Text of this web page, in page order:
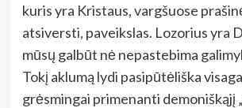
kuris yra Kristaus, vargšuose
atsiversti, paveikslas. Lozorius yra
mūsų galbūt nė nepastebima
Tokį aklumą lydi pasipūtėliška
grėsmingai primenanti demoniškąjį